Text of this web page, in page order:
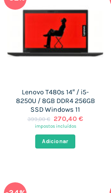
Lenovo T480s 14″ / i5-
8250U / 8GB DDR4 256GB
SSD Windows 11
399,00€ O
preço
era:
399,00 €.
270,40€O
impostos incluídos
Adicionar